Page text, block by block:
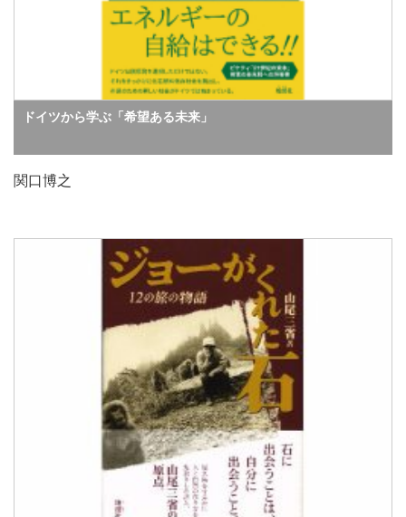
ドイツから学ぶ「希望ある未来」
関口博之